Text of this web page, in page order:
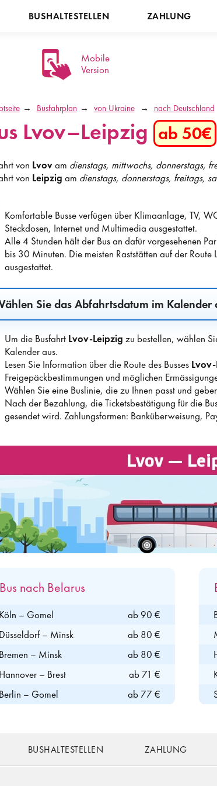
BUSHALTESTELLEN ZAHLUNG
Mobile
Version
Busfahrplan von Ukraine nach Deutschland
Lvov–Leipzig ab 50€
von Lvovam dienstags, mittwochs, donnerstags,
von Leipzig am dienstags, donnerstags, freitags,
Komfortable Busse verfügen über Klimaanlage, TV,
Steckdosen, Internet und Multimedia ausgestattet.
Alle 4 Stunden hält der Bus an dafür vorgesehenen
bis 30 Minuten. Die meisten Raststätten auf der Route
ausgestattet.
Sie das Abfahrtsdatum im Kalender
Um die Busfahrt Lvov-Leipzig zu bestellen, wählen
Kalender aus.
Lesen Sie Information über die Route des Busses
Freigepäckbestimmungen und möglichen
Wählen Sie eine Buslinie, die zu Ihnen passt und
Nach der Bezahlung, die Ticketsbestätigung für die
gesendet wird. Zahlungsformen: Banküberweisung,
Bus nach Belarus
Köln – Gomel
ab 90 €
Düsseldorf – Minsk
ab 80 €
Bremen – Minsk
ab 80 €
Hannover – Brest
ab 71 €
Berlin – Gomel
ab 77 €
BUSHALTESTELLEN ZAHLUNG